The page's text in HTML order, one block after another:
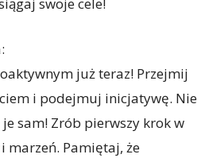
swoje cele!
już teraz! Przejmij
i podejmuj inicjatywę. Nie
sam! Zrób pierwszy krok w
marzeń. Pamiętaj, że